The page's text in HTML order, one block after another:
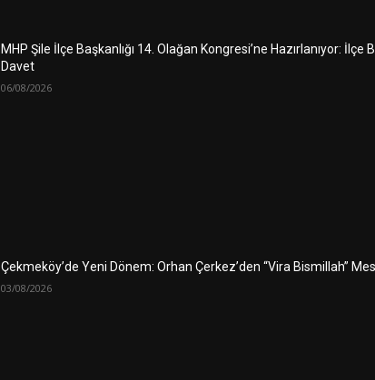
MHP Şile İlçe Başkanlığı 14. Olağan Kongresi’ne Hazırlanıyor: İlçe
Davet
06/08/2026
Çekmeköy’de Yeni Dönem: Orhan Çerkez’den “Vira Bismillah”
03/08/2026